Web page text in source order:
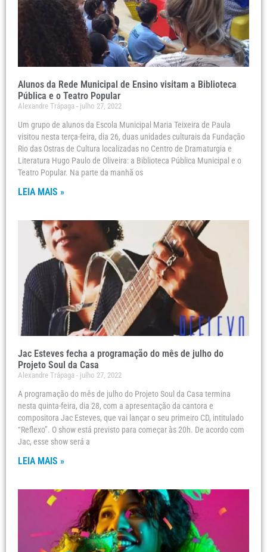
Alunos da Rede Municipal de Ensino visitam a Biblioteca
Pública e o Teatro Popular
Alexandre Trápaga julho 27, 2022
Um grupo de alunos da Escola Municipal Maria Teixeira de Paula
visitou nesta terça-feira, dia 26, duas unidades culturais da Fundação
Rio das Ostras de Cultura localizadas no Centro de Dramaturgia e
Literatura Hugo Paulo de Oliveira: a Biblioteca Pública Municipal e o
Teatro Popular. Na parte da manhã os
LEIA MAIS »
Jac Esteves fecha a programação do mês de julho do
Projeto Soul da Casa
Alexandre Trápaga julho 27, 2022
A programação do mês de julho do Projeto Soul da Casa termina
nesta quinta-feira, dia 28, com a apresentação da cantora e
compositora Jac Esteves, que vai lançar o seu primeiro CD, intitulado
“Reflexo”. O show está previsto para começar às 20h. De acordo com
Jac, esse show será a
LEIA MAIS »